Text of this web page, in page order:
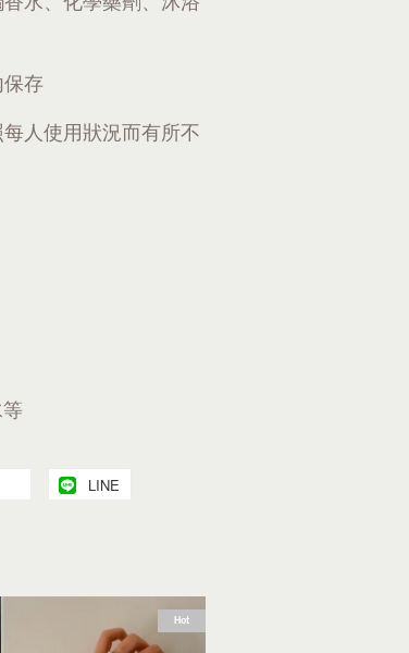
存
人使用狀況而有所不
LINE
Hot